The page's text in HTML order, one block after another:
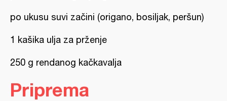
po ukusu suvi začini (origano, bosiljak, peršun)
1 kašika ulja za prženje
250 g rendanog kačkavalja
Priprema